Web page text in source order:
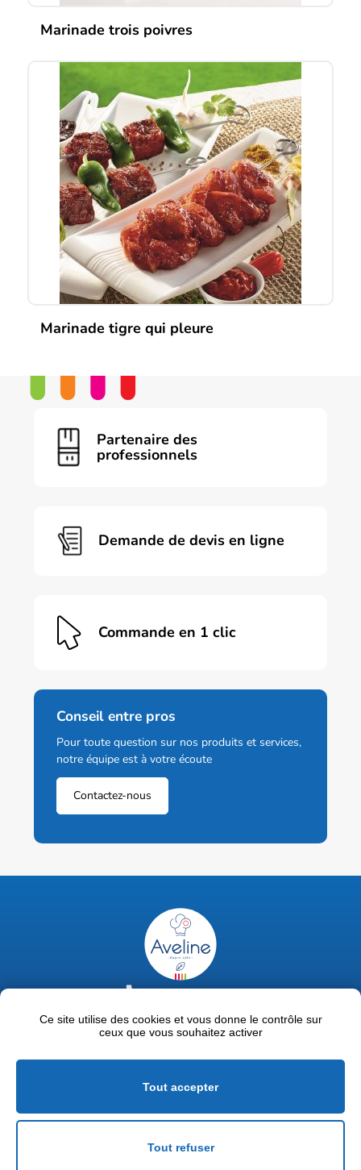
Marinade trois poivres
Marinade tigre qui pleure
Partenaire des
professionnels
Demande de devis en ligne
Commande en 1 clic
Conseil entre pros
Pour toute question sur nos produits et services,
notre équipe est à votre écoute
Contactez-nous
02 47 63 18 92
contact@avelinepro.fr
Mentions légales
Politique de confidentialité
Ce site utilise des cookies et vous donne le contrôle sur
ceux que vous souhaitez activer
Tout accepter
Tout refuser